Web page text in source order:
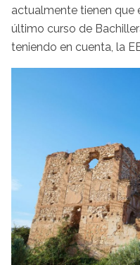
actualmente tienen que
último curso de
teniendo en cuenta, la